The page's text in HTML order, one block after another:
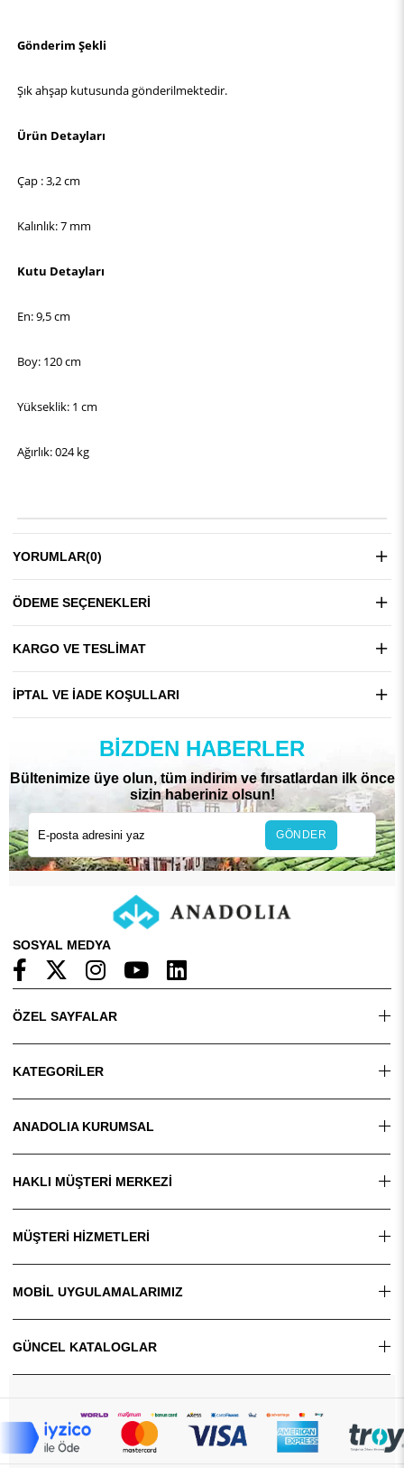
Gönderim Şekli
Şık ahşap kutusunda gönderilmektedir.
Ürün Detayları
Çap : 3,2 cm
Kalınlık: 7 mm
Kutu Detayları
En: 9,5 cm
Boy: 120 cm
Yükseklik: 1 cm
Ağırlık: 024 kg
YORUMLAR(0)
ÖDEME SEÇENEKLERI
KARGO VE TESLIMAT
İPTAL VE İADE KOŞULLARI
BIZDEN HABERLER
Bültenimize üye olun, tüm indirim ve fırsatlardan ilk önce
sizin haberiniz olsun!
GÖNDER
SOSYAL MEDYA
ÖZEL SAYFALAR
KATEGORİLER
ANADOLIA KURUMSAL
HAKLI MÜŞTERİ MERKEZİ
MÜŞTERİ HİZMETLERİ
MOBİL UYGULAMALARIMIZ
GÜNCEL KATALOGLAR